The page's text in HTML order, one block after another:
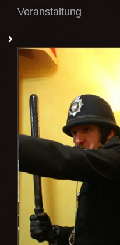
Veranstaltung